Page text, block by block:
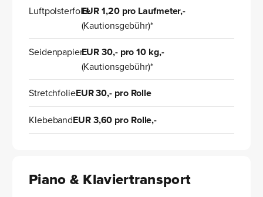
LuftpolsterfolieEUR 1,20 pro Laufmeter,-
(Kautionsgebühr)*
SeidenpapierEUR 30,- pro 10 kg,-
(Kautionsgebühr)*
StretchfolieEUR 30,- pro Rolle
KlebebandEUR 3,60 pro Rolle,-
Piano & Klaviertransport